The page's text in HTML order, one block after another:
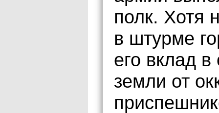
полк. Хотя
в штурме
его вклад
земли от